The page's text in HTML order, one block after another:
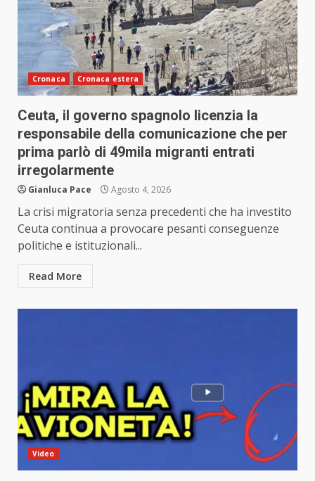
Cronaca Cronaca estera
Ceuta, il governo spagnolo licenzia la
responsabile della comunicazione che per
prima parlò di 49mila migranti entrati
irregolarmente
Gianluca Pace Agosto 4, 2026
La crisi migratoria senza precedenti che ha investito
Ceuta continua a provocare pesanti conseguenze
politiche e istituzionali...
Read More
Video